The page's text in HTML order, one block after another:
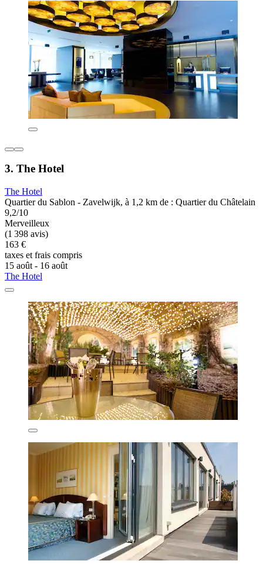
3. The Hotel
The Hotel
Quartier du Sablon - Zavelwijk, à 1,2 km de : Quartier du Châtelain
9,2/10
Merveilleux
(1 398 avis)
163 €
taxes et frais compris
15 août - 16 août
The Hotel